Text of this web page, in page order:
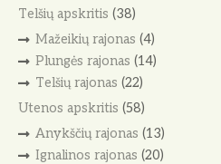
Telšių apskritis (38)
Mažeikių rajonas (4)
Plungės rajonas (14)
Telšių rajonas (22)
Utenos apskritis (58)
Anykščių rajonas (13)
Ignalinos rajonas (20)